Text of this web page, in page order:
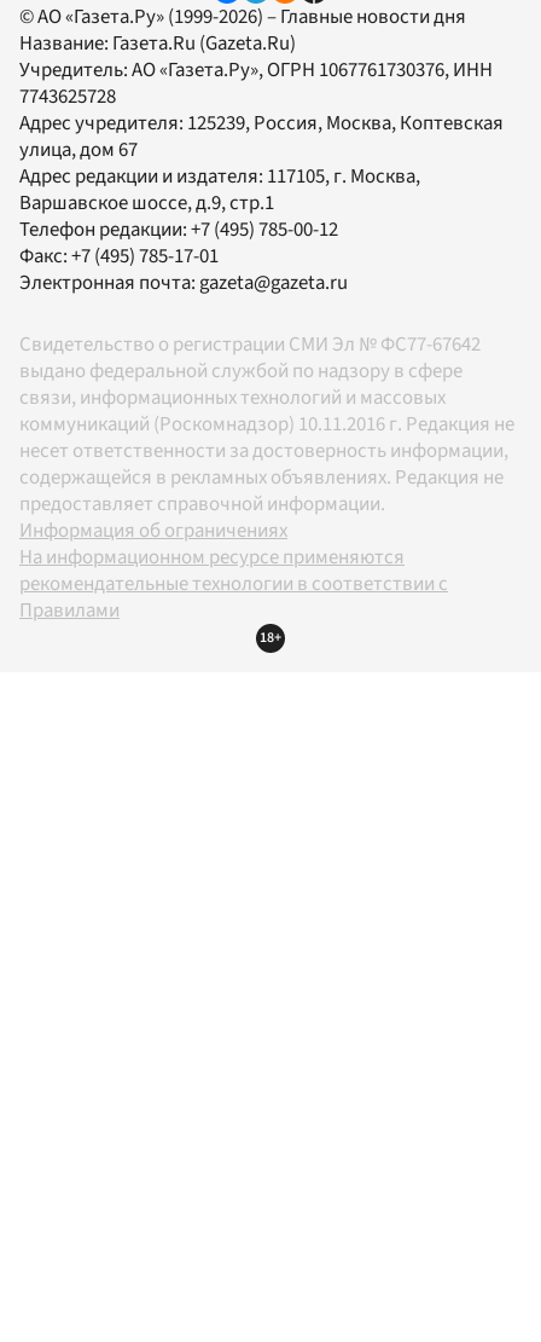
© АО «Газета.Ру» (1999-2026) – Главные новости дня
Название: Газета.Ru (Gazeta.Ru)
Учредитель:АО «Газета.Ру», ОГРН 1067761730376, ИНН
7743625728
Адрес учредителя: 125239, Россия, Москва, Коптевская
улица, дом 67
Адрес редакции и издателя: 117105, г. Москва,
Варшавское шоссе, д.9, стр.1
Телефон редакции:+7 (495) 785-00-12
Факс:+7 (495) 785-17-01
Электронная почта: gazeta@gazeta.ru
Свидетельство о регистрации СМИ Эл № ФС77-67642
выдано федеральной службой по надзору в сфере
связи, информационных технологий и массовых
коммуникаций (Роскомнадзор) 10.11.2016 г. Редакция не
несет ответственности за достоверность информации,
содержащейся в рекламных объявлениях. Редакция не
предоставляет справочной информации.
Информация об ограничениях
На информационном ресурсе применяются
рекомендательные технологии в соответствии с
Правилами
18+